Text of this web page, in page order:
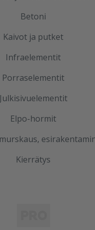
Betoni
Kaivot ja putket
Infraelementit
Porraselementit
Julkisivuelementit
Elpo-hormit
Kierrätys